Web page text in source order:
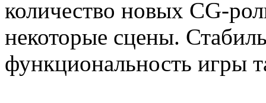
количество новых CG-
некоторые сцены.
функциональность игры